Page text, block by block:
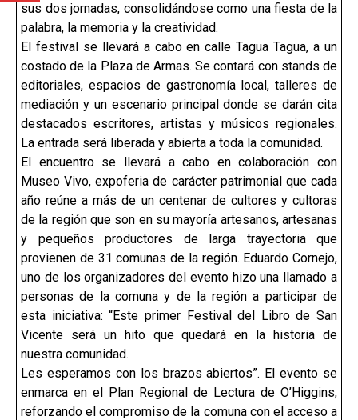
sus dos jornadas, consolidándose como una fiesta de la
palabra, la memoria y la creatividad.
El festival se llevará a cabo en calle Tagua Tagua, a un
costado de la Plaza de Armas. Se contará con stands de
editoriales, espacios de gastronomía local, talleres de
mediación y un escenario principal donde se darán cita
destacados escritores, artistas y músicos regionales.
La entrada será liberada y abierta a toda la comunidad.
El encuentro se llevará a cabo en colaboración con
Museo Vivo, expoferia de carácter patrimonial que cada
año reúne a más de un centenar de cultores y cultoras
de la región que son en su mayoría artesanos, artesanas
y pequeños productores de larga trayectoria que
provienen de 31 comunas de la región. Eduardo Cornejo,
uno de los organizadores del evento hizo una llamado a
personas de la comuna y de la región a participar de
esta iniciativa: “Este primer Festival del Libro de San
Vicente será un hito que quedará en la historia de
nuestra comunidad.
Les esperamos con los brazos abiertos”. El evento se
enmarca en el Plan Regional de Lectura de O’Higgins,
reforzando el compromiso de la comuna con el acceso a